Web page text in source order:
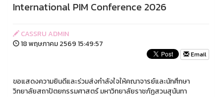
International PIM Conference 2026
CASSRU ADMIN
18 พฤษภาคม 2569 15:49:57
Email
ขอแสดงความยินดีและร่วมส่งกำลังใจให้คณาจารย์และนักศึกษา
วิทยาลัยสถาปัตยกรรมศาสตร์ มหาวิทยาลัยราชภัฏสวนสุนันทา